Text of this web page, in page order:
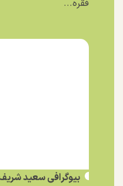
فقره...
بیوگرافی سعید